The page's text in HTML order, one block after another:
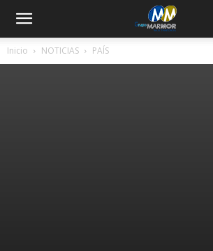
Inicio NOTICIAS PAÍS